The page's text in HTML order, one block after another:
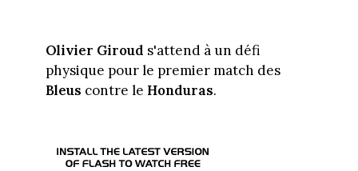
Olivier Giroud s'attend à un défi
physique pour le premier match des
Bleus contre le Honduras.